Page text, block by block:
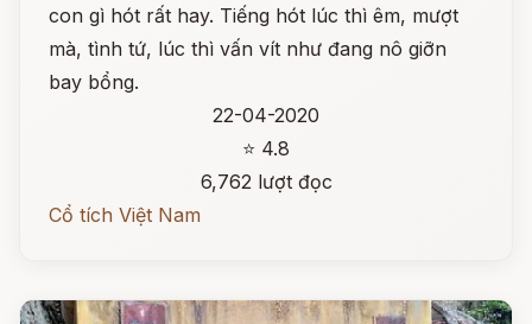
con gì hót rất hay. Tiếng hót lúc thì êm, mượt
mà, tình tứ, lúc thì vấn vít như đang nô giỡn
bay bổng.
22-04-2020
⭐ 4.8
6,762 lượt đọc
Cổ tích Việt Nam